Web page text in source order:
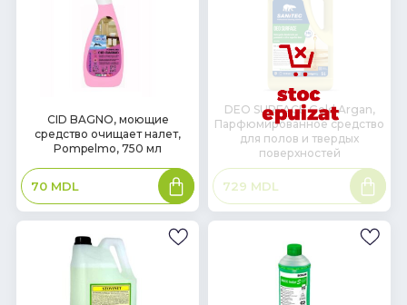
наличии
CID BAGNO, моющие
средство очищает налет,
Pompelmo, 750 мл
70 MDL
В
корзину
DEO SURFACE Gold Argan,
Парфюмированное средство
для полов и твердых
поверхностей
729 MDL